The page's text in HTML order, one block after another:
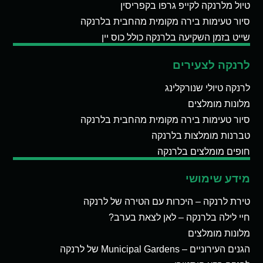
טיול מלרנקה לקייפ גרפו בקפריסין
סיור טעימות בירה מקומית מהחבית בלרנקה
שייט בזמן השקיעה בלרנקה כולל כוס יין
לרנקה לצעירים
לרנקה טיולי שנורקלינג
מלונות מומלצים
סיור טעימות בירה מקומית מהחבית בלרנקה
טברנות מומלצות בלרנקה
חופים מומלצים בלרנקה
מידע שימושי
טירת לרנקה – היכרות עם הטירה של לרנקה
חיי לילה בלרנקה – לאן לצאת בערב?
מלונות מומלצים
הגנים העירוניים – Municipal Gardens של לרנקה